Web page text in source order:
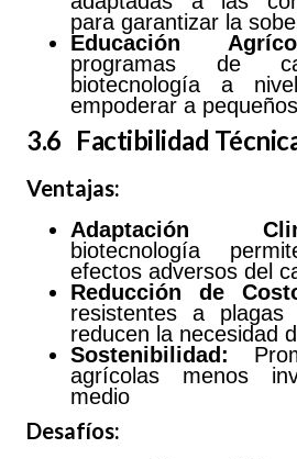
para garantizar la
Educación
programas de
biotecnología a
empoderar a
3.6 Factibilidad
Ventajas:
Adaptación
biotecnología
efectos adversos del
Reducción de
resistentes a plagas
reducen la necesidad
Sostenibilidad:
agrícolas menos
medio
Desafíos: